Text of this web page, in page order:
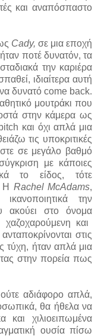
και αναπόσπαστο
Cady, σε μια εποχή
ποτέ δυνατόν, τα
την καριέρα
ιδιαίτερα αυτή
δυνατό come back.
μουτράκι που
στην κάμερα ως
και όχι απλά μια
τις υποκριτικές
σε μεγάλο βαθμό
με κάποιες
το είδος, τότε
Η Rachel McAdams,
την
ακούει στο όνομα
και
στις
τύχη, ήταν απλά μια
στην πορεία πως
αδιάφορο απλά,
θα ήθελα να
και χιλιοειπωμένα
ουσία πίσω